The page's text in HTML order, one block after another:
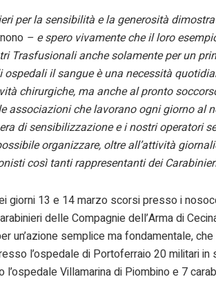
per la sensibilità e la generosità
– e spero vivamente che il loro
Trasfusionali anche solamente per un
il sangue è una necessità
chirurgiche, ma anche al pronto
associazioni che lavorano ogni giorno al
di sensibilizzazione e i nostri operatori
organizzare, oltre all’attività
così tanti rappresentanti dei
giorni 13 e 14 marzo scorsi presso i
delle Compagnie dell’Arma di
un’azione semplice ma fondamentale,
l’ospedale di Portoferraio 20 militari in
Villamarina di Piombino e 7